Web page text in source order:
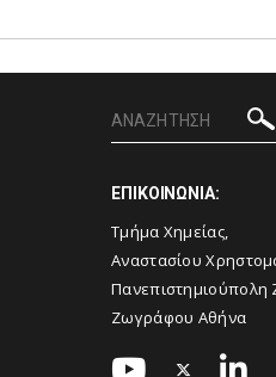
ΕΠΙΚΟΙΝΩΝΙΑ:
Τμήμα Χημείας,
Αναστασίου
Ζωγράφου Αθήνα